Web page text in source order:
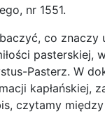
nr 1551.
co znaczy
pasterskiej,
Pasterz. W
kapłańskiej,
czytamy między